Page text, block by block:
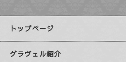
トップページ
グラヴェル紹介